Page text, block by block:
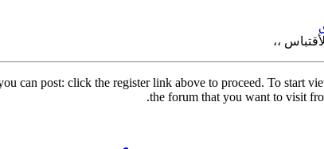
،،
can post: click the register link above to proceed. To start
the forum that you want to visit